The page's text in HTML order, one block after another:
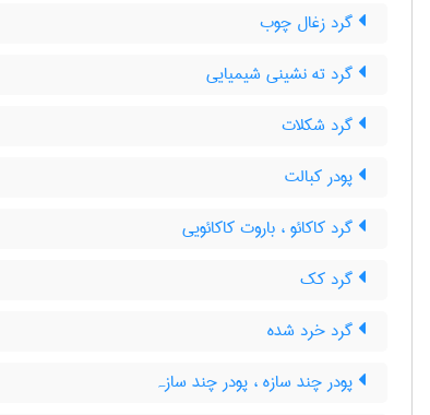
گرد زغال چوب
گرد ته نشینی شیمیایی
گرد شکلات
پودر کبالت
گرد کاکائو ، باروت کاکائویی
گرد کک
گرد خرد شده
پودر چند سازه ، پودر چند سازہ